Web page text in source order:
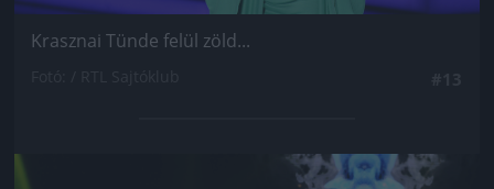
Krasznai Tünde felül zöld...